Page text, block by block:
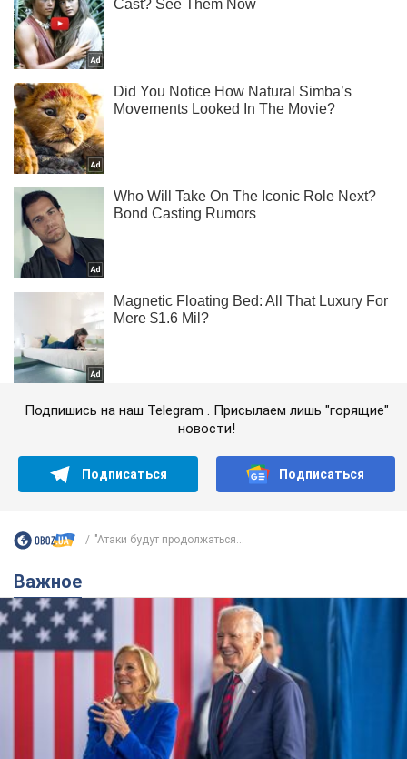
Подпишись на наш Telegram . Присылаем лишь "горящие"
новости!
Подписаться Подписаться
"Атаки будут продолжаться...
Важное